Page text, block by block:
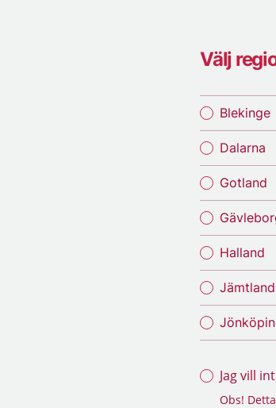
Välj
Blekinge
Dalarna
Gotland
Halland
Jag vill
Obs!